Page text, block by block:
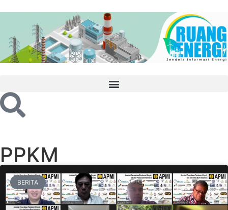
PPKM
BERITA